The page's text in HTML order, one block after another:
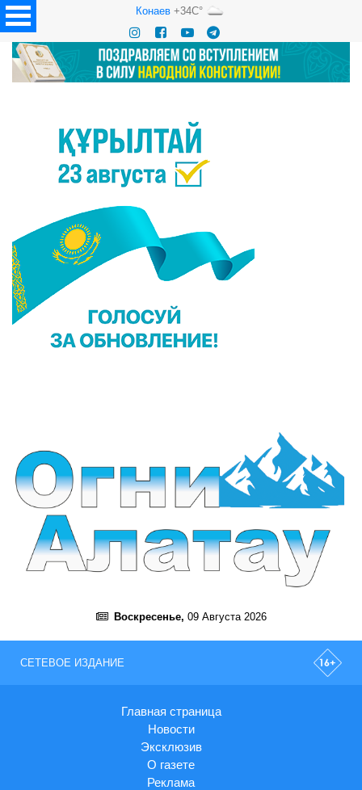
Конаев+34C°
Воскресенье, 09 Августа 2026
СЕТЕВОЕ ИЗДАНИЕ
Главная страница
Новости
Эксклюзив
О газете
Реклама